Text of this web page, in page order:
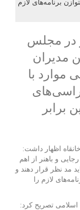
برنامه‌های لازم
در مجلس
مدیران
موارد با
برابر
اظهار داشت:
و باهنر از اهم
مد نظر قرار دهند و
لازم را
تصریح کرد: